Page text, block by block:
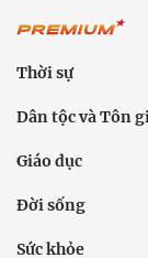
Thời sự
Dân tộc và Tôn
Giáo dục
Đời sống
Sức khỏe